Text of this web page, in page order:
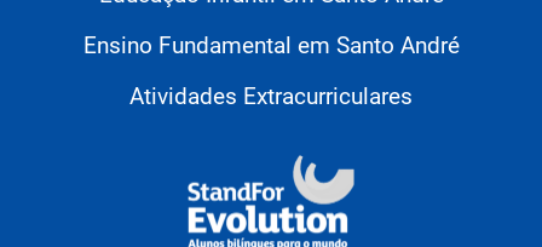
Ensino Fundamental em Santo André
Atividades Extracurriculares